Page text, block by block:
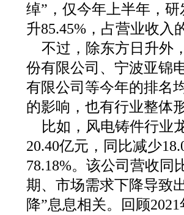
绰”，仅今年上半年，
升85.45%，占营业收入
不过，除东方日升外
份有限公司、宁波亚锦
有限公司等今年的排名
的影响，也有行业整体
比如，风电铸件行业
20.40亿元，同比减少
78.18%。该公司营收同
期、市场需求下降导致
降”息息相关。回顾